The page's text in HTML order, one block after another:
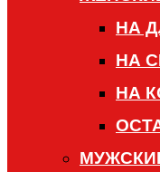
НА
НА
НА